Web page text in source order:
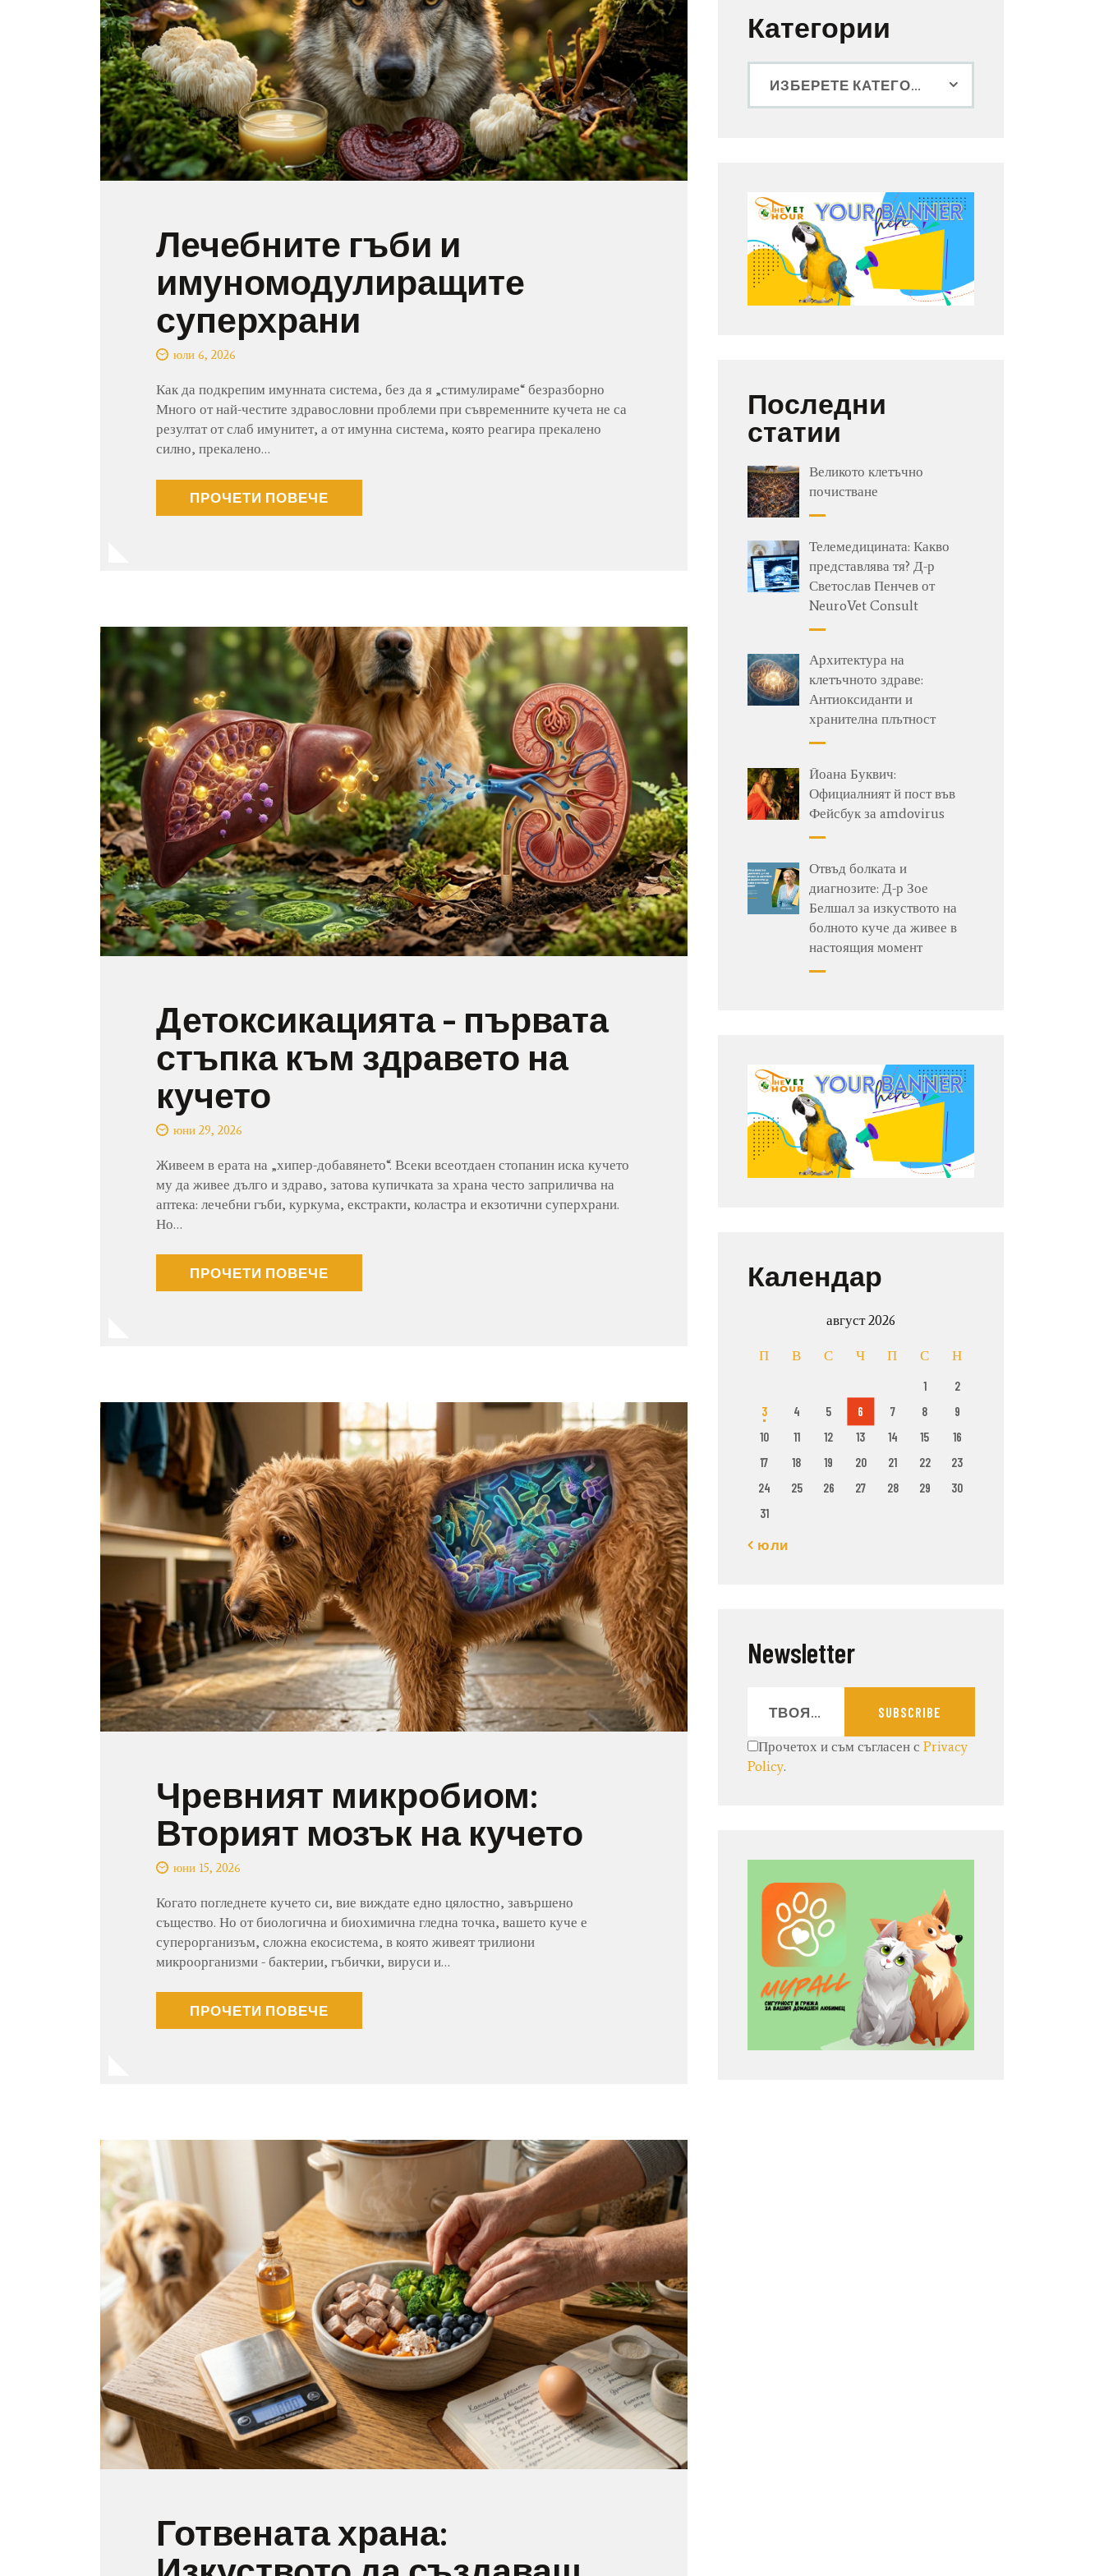
Лечебните гъби и
имуномодулиращите
суперхрани
юли 6, 2026
Как да подкрепим имунната система, без да я „стимулираме“ безразборно
Много от най-честите здравословни проблеми при съвременните кучета не са
резултат от слаб имунитет, а от имунна система, която реагира прекалено
силно, прекалено…
ПРОЧЕТИ ПОВЕЧЕ
Детоксикацията – първата
стъпка към здравето на
кучето
юни 29, 2026
Живеем в ерата на „хипер-добавянето“. Всеки всеотдаен стопанин иска кучето
му да живее дълго и здраво, затова купичката за храна често заприличва на
аптека: лечебни гъби, куркума, екстракти, коластра и екзотични суперхрани.
Но…
ПРОЧЕТИ ПОВЕЧЕ
Чревният микробиом:
Вторият мозък на кучето
юни 15, 2026
Когато погледнете кучето си, вие виждате едно цялостно, завършено
същество. Но от биологична и биохимична гледна точка, вашето куче е
суперорганизъм, сложна екосистема, в която живеят трилиони
микроорганизми - бактерии, гъбички, вируси и…
ПРОЧЕТИ ПОВЕЧЕ
Готвената храна:
Категории
Последни
статии
Великото клетъчно
почистване
Телемедицината: Какво
представлява тя? Д-р
Светослав Пенчев от
NeuroVet Consult
Архитектура на
клетъчното здраве:
Антиоксиданти и
хранителна плътност
Йоана Буквич:
Официалният й пост във
Фейсбук за amdovirus
Отвъд болката и
диагнозите: Д-р Зое
Белшал за изкуството на
болното куче да живее в
настоящия момент
Календар
август 2026
П В С Ч П С Н
1
2
3
4 5 6 7 8
9
10
11 12 13 14 15
16
17
18 19 20 21 22
23
24
25 26 27 28 29
30
31
« юли
Newsletter
SUBSCRIBE
Прочетох и съм съгласен сPrivacy
Policy.